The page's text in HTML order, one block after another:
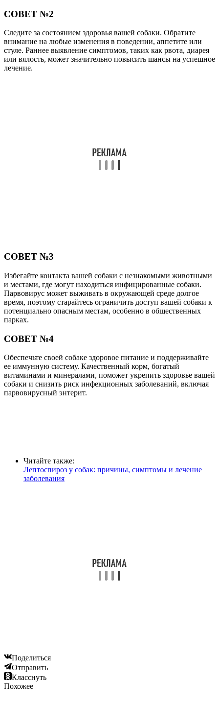
СОВЕТ №2
Следите за состоянием здоровья вашей собаки. Обратите
внимание на любые изменения в поведении, аппетите или
стуле. Раннее выявление симптомов, таких как рвота, диарея
или вялость, может значительно повысить шансы на успешное
лечение.
СОВЕТ №3
Избегайте контакта вашей собаки с незнакомыми животными
и местами, где могут находиться инфицированные собаки.
Парвовирус может выживать в окружающей среде долгое
время, поэтому старайтесь ограничить доступ вашей собаки к
потенциально опасным местам, особенно в общественных
парках.
СОВЕТ №4
Обеспечьте своей собаке здоровое питание и поддерживайте
ее иммунную систему. Качественный корм, богатый
витаминами и минералами, поможет укрепить здоровье вашей
собаки и снизить риск инфекционных заболеваний, включая
парвовирусный энтерит.
Читайте также:
Лептоспироз у собак: причины, симптомы и лечение
заболевания
Поделиться
Отправить
Класснуть
Похожее